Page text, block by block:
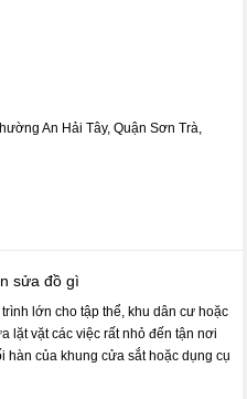
An Hải Tây, Quận Sơn Trà,
sửa đồ gì
lớn cho tập thể, khu dân cư hoặc
lặt vặt các việc rất nhỏ đến tận nơi
hàn của khung cửa sắt hoặc dụng cụ